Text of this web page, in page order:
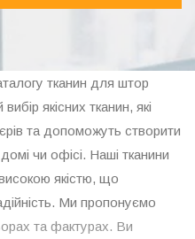
тканин для штор
якісних тканин, які
та допоможуть створити
чи офісі. Наші тканини
якістю, що
Ми пропонуємо
та фактурах. Ви